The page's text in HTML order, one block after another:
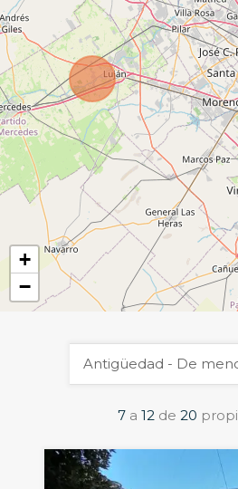
+
−
7 a 12 de 20
Antigüedad - De